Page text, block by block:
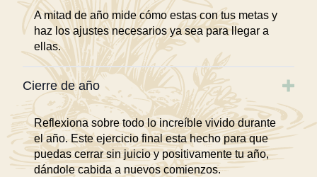
A mitad de año mide cómo estas con tus metas y
haz los ajustes necesarios ya sea para llegar a
ellas.
Cierre de año
Reflexiona sobre todo lo increíble vivido durante
el año. Este ejercicio final esta hecho para que
puedas cerrar sin juicio y positivamente tu año,
dándole cabida a nuevos comienzos.